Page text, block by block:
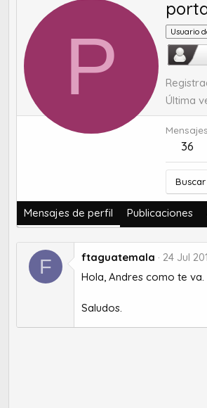
P Usuario
Última
Mensajes
36
Buscar
Mensajes de perfil Publicaciones
F ftaguatemala
24 Jul
Hola, Andres como te va.
Saludos.